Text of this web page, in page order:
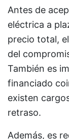
Antes de
eléctrica a
precio total,
del
También es
financiado
existen
retraso.
Además, es